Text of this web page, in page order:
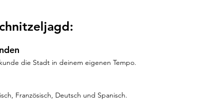
die Stadt in deinem eigenen Tempo.
Französisch, Deutsch und Spanisch.